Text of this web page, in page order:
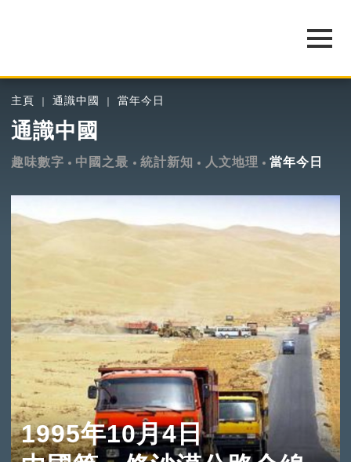
主頁 通識中國 當年今日
通識中國
趣味數字 中國之最 統計新知 人文地理 當年今日
1995年10月4日